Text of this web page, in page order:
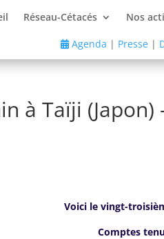
Réseau-Cétacés Nos
Agenda | Presse|
à Taïji
Voici le vingt-
Comptes